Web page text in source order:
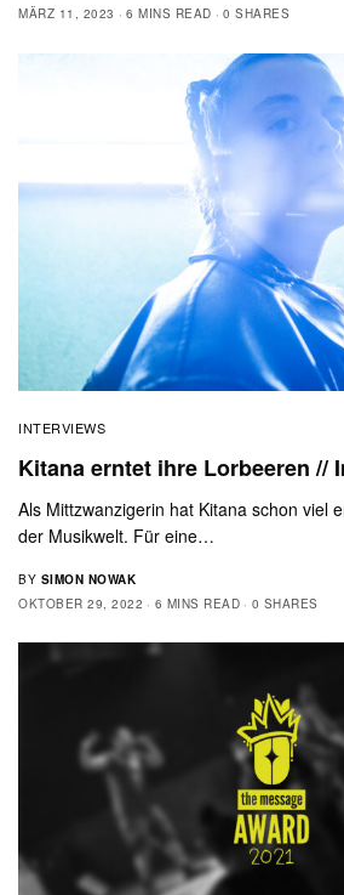
MÄRZ 11, 2023
6 MINS READ 0 SHARES
INTERVIEWS
Kitana erntet ihre Lorbeeren //
Als Mittzwanzigerin hat Kitana schon viel
der Musikwelt. Für eine…
BY SIMON NOWAK
OKTOBER 29, 2022
6 MINS READ 0 SHARES